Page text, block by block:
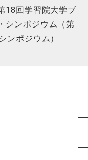
18回学習院大学ブ
シンポジウム（第
ンポジウム）